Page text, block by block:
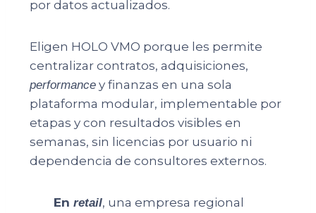
por datos actualizados.
Eligen HOLO VMO porque les permite
centralizar contratos, adquisiciones,
performance y finanzas en una sola
plataforma modular, implementable por
etapas y con resultados visibles en
semanas, sin licencias por usuario ni
dependencia de consultores externos.
En retail, una empresa regional